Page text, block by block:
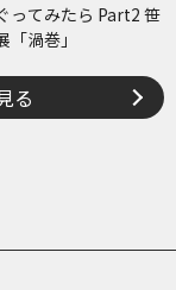
ってみたら Part2 笹
「渦巻」
る